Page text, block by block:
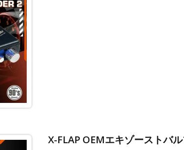
X-FLAP OEMエキゾーストバ